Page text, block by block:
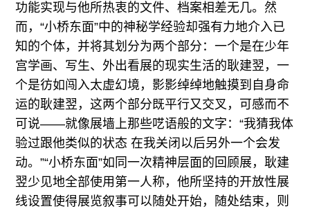
功能实现与他所热衷的文件、档案相差无几。然
而，“小桥东面”中的神秘学经验却强有力地介入已
知的个体，并将其划分为两个部分：一个是在少年
宫学画、写生、外出看展的现实生活的耿建翌，一
个是彷如闯入太虚幻境，影影绰绰地触摸到自身命
运的耿建翌，这两个部分既平行又交叉，可感而不
可说——就像展墙上那些呓语般的文字：“我猜我体
验过跟他类似的状态 在我关闭以后另外一个会发
动。”“小桥东面”如同一次精神层面的回顾展，耿建
翌少见地全部使用第一人称，他所坚持的开放性展
线设置使得展览叙事可以随处开始，随处结束，则